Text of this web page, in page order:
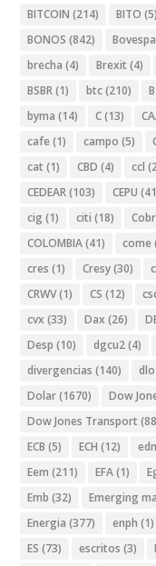
BITCOIN (214) BITO (5)
BONOS (842) Bovespa
brecha (4) Brexit (4)
BSBR(1) btc(210)
byma (14) C(13)
cafe (1) campo (5)
cat (1) CBD (4) ccl
CEDEAR(103) CEPU
cig (1) citi (18)
COLOMBIA(41) come
cres (1) Cresy(30)
CRWV(1) CS (12)
cvx (33) Dax (26)
Desp (10) dgcu2(4)
divergencias (140) dlo
Dolar(1670) Dow
Dow Jones Transport
ECB (5) ECH (12) edn
Eem (211) EFA(1)
Emb (32) Emerging
Energia (377) enph (1)
ES (73) escritos (3)